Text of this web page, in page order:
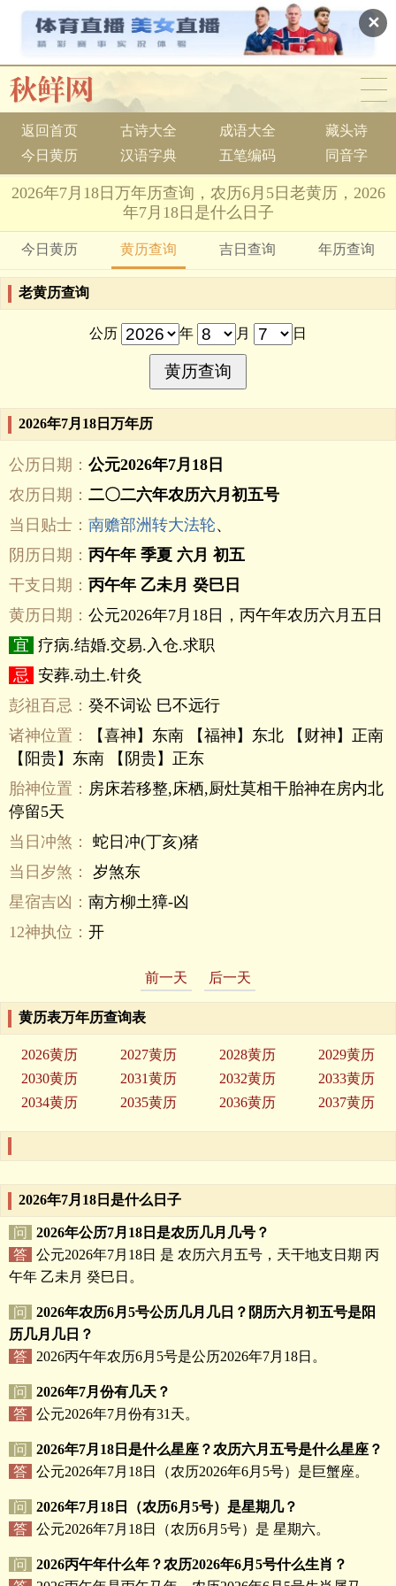
✕
返回首页 古诗大全 成语大全
藏头诗
今日黄历
汉语字典 五笔编码 同音字
2026年7月18日万年历查询，农历6月5日老黄历，2026
年7月18日是什么日子
今日黄历 黄历查询 吉日查询 年历查询
老黄历查询
公历 年 月 日
2026年7月18日万年历
公历日期： 公元2026年7月18日
农历日期： 二〇二六年农历六月初五号
当日贴士： 南赡部洲转大法轮、
阴历日期： 丙午年 季夏 六月 初五
干支日期： 丙午年 乙未月 癸巳日
黄历日期： 公元2026年7月18日，丙午年农历六月五日
宜 疗病.结婚.交易.入仓.求职
忌 安葬.动土.针灸
彭祖百忌： 癸不词讼 巳不远行
诸神位置：
【喜神】东南 【福神】东北 【财神】正南
【阳贵】东南 【阴贵】正东
胎神位置： 房床若移整,床栖,厨灶莫相干胎神在房内北
停留5天
当日冲煞：
蛇日冲(丁亥)猪
当日岁煞：
岁煞东
星宿吉凶： 南方柳土獐-凶
12神执位： 开
前一天 后一天
黄历表万年历查询表
2026黄历 2027黄历 2028黄历
2029黄历
2030黄历
2031黄历 2032黄历
2033黄历
2034黄历
2035黄历 2036黄历 2037黄历
2026年7月18日是什么日子
问
2026年公历7月18日是农历几月几号？
答 公元2026年7月18日 是 农历六月五号，天干地支日期 丙
午年 乙未月 癸巳日。
问
2026年农历6月5号公历几月几日？阴历六月初五号是阳
历几月几日？
答
2026丙午年农历6月5号是公历2026年7月18日。
问
2026年7月份有几天？
答 公元2026年7月份有31天。
问
2026年7月18日是什么星座？农历六月五号是什么星座？
答 公元2026年7月18日（农历2026年6月5号）是巨蟹座。
问
2026年7月18日（农历6月5号）是星期几？
答 公元2026年7月18日（农历6月5号）是 星期六。
问
2026丙午年什么年？农历2026年6月5号什么生肖？